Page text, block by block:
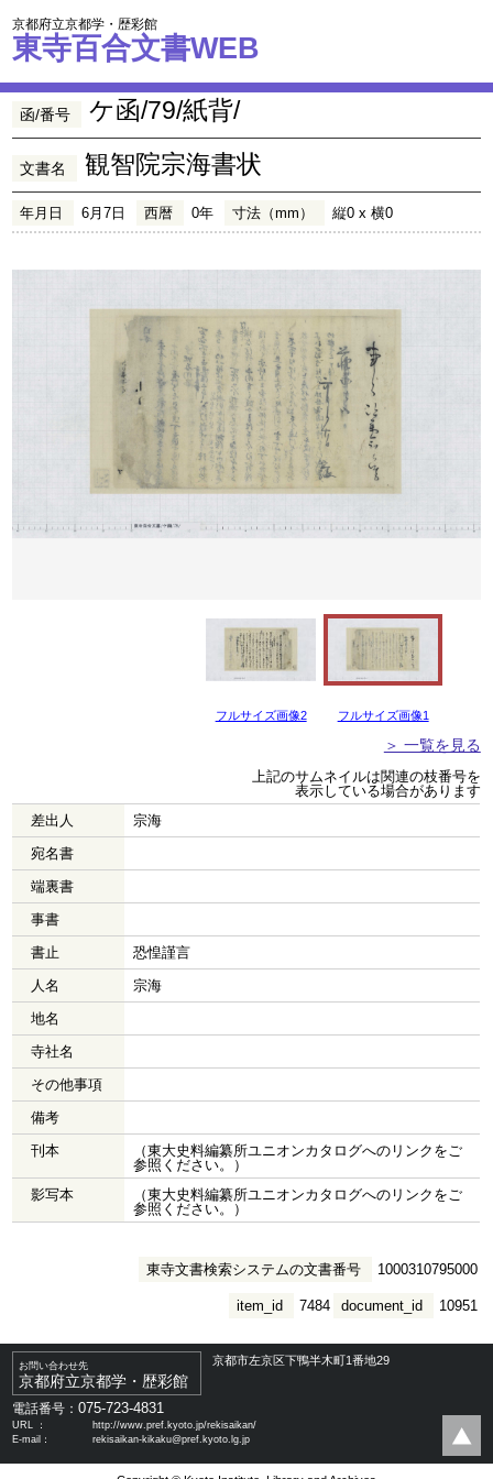
京都府立京都学・歴彩館
東寺百合文書WEB
函/番号 ケ函/79/紙背/
文書名 観智院宗海書状
年月日 6月7日 西暦 0年 寸法（mm） 縦0 x 横0
フルサイズ画像2 フルサイズ画像1
＞ 一覧を見る
上記のサムネイルは関連の枝番号を
表示している場合があります
差出人
宗海
宛名書
端裏書
事書
書止
恐惶謹言
人名
宗海
地名
寺社名
その他事項
備考
刊本
（東大史料編纂所ユニオンカタログへのリンクをご
参照ください。）
影写本
（東大史料編纂所ユニオンカタログへのリンクをご
参照ください。）
東寺文書検索システムの文書番号 1000310795000
document_id 10951
item_id 7484
お問い合わせ先
京都府立京都学・歴彩館
京都市左京区下鴨半木町1番地29
電話番号：075-723-4831
URL ：
http://www.pref.kyoto.jp/rekisaikan/
E-mail：
rekisaikan-kikaku@pref.kyoto.lg.jp